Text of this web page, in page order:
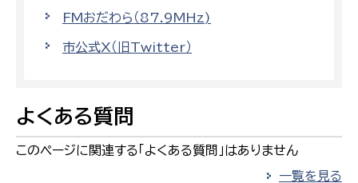
FMおだわら（87.9MHz)
市公式X（旧Twitter）
よくある質問
このページに関連する「よくある質問」はありません
一覧を見る